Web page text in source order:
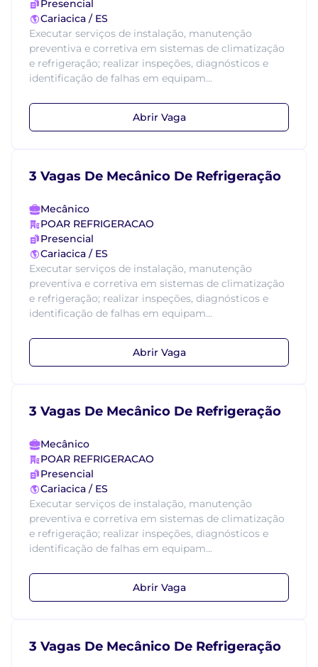
Presencial
Cariacica / ES
Executar serviços de instalação, manutenção
preventiva e corretiva em sistemas de climatização
e refrigeração; realizar inspeções, diagnósticos e
identificação de falhas em equipam...
Abrir Vaga
3 Vagas De Mecânico De Refrigeração
Mecânico
POAR REFRIGERACAO
Presencial
Cariacica / ES
Executar serviços de instalação, manutenção
preventiva e corretiva em sistemas de climatização
e refrigeração; realizar inspeções, diagnósticos e
identificação de falhas em equipam...
Abrir Vaga
3 Vagas De Mecânico De Refrigeração
Mecânico
POAR REFRIGERACAO
Presencial
Cariacica / ES
Executar serviços de instalação, manutenção
preventiva e corretiva em sistemas de climatização
e refrigeração; realizar inspeções, diagnósticos e
identificação de falhas em equipam...
Abrir Vaga
3 Vagas De Mecânico De Refrigeração